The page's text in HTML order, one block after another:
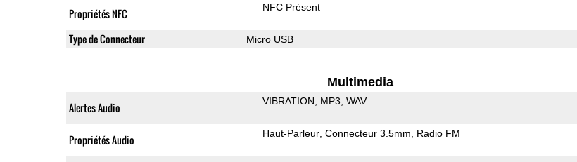
Propriétés NFC NFC Présent
Type de Connecteur Micro USB
Multimedia
Alertes Audio VIBRATION MP3 WAV
Propriétés Audio Haut-Parleur Connecteur 3.5mm Radio FM